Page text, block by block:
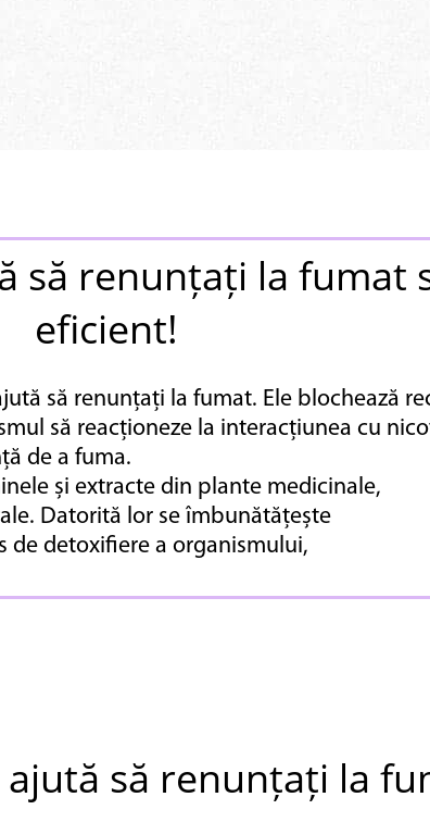
să renunțați la fumat
eficient!
să renunțați la fumat. Ele blochează
să reacționeze la interacțiunea cu
de a fuma.
și extracte din plante medicinale,
Datorită lor se îmbunătățește
de detoxifiere a organismului,
să renunțați la